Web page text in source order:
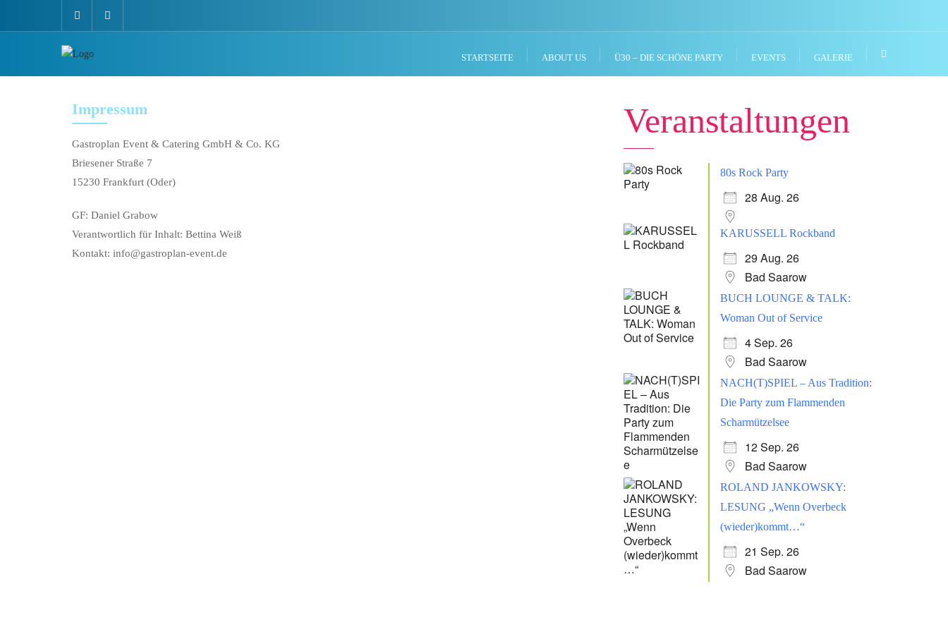
STARTSEITE ABOUT US Ü30 – DIE SCHÖNE PARTY EVENTS GALERIE
Impressum
Gastroplan Event & Catering GmbH & Co. KG
Briesener Straße 7
15230 Frankfurt (Oder)
GF: Daniel Grabow
Verantwortlich für Inhalt: Bettina Weiß
Kontakt: info@gastroplan-event.de
Veranstaltungen
80s Rock Party
28 Aug. 26
KARUSSELL Rockband
29 Aug. 26
Bad Saarow
BUCH LOUNGE & TALK:
Woman Out of Service
4 Sep. 26
Bad Saarow
NACH(T)SPIEL – Aus Tradition:
Die Party zum Flammenden
Scharmützelsee
12 Sep. 26
Bad Saarow
ROLAND JANKOWSKY:
LESUNG „Wenn Overbeck
(wieder)kommt…“
21 Sep. 26
Bad Saarow